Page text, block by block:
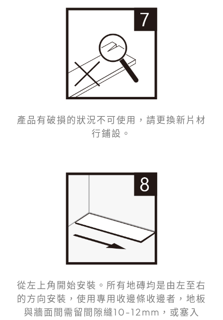
產品有破損的狀況不可使用，請更換新片材
行鋪設。
從左上角開始安裝。所有地磚均是由左至右
的方向安裝，使用專用收邊條收邊者，地板
與牆面間需留間隙縫10-12mm，或塞入